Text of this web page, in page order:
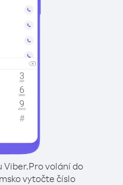
Viber.Pro volání do
vytočte číslo